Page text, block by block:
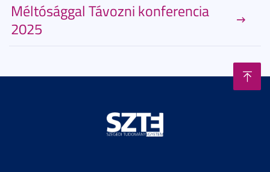
Méltósággal Távozni konferencia
2025